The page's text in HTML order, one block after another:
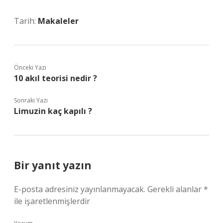
Tarih: Makaleler
Önceki Yazı
10 akıl teorisi nedir ?
Sonraki Yazı
Limuzin kaç kapılı ?
Bir yanıt yazın
E-posta adresiniz yayınlanmayacak. Gerekli alanlar*
ile işaretlenmişlerdir